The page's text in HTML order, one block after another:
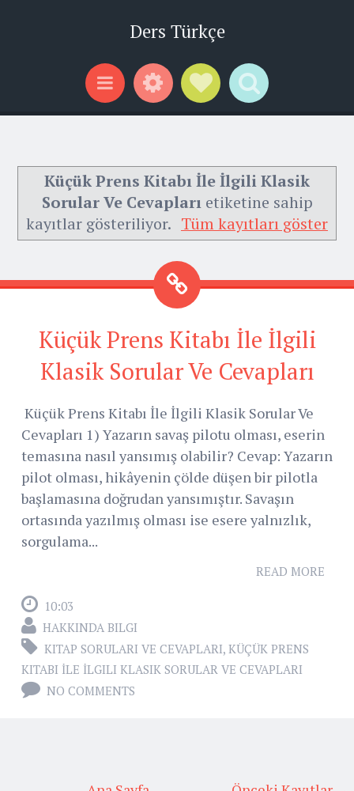
Ders Türkçe
Menu WidgetsSocial Links
Search
Küçük Prens Kitabı İle İlgili Klasik
Sorular Ve Cevaplarıetiketine sahip
kayıtlar gösteriliyor. Tüm kayıtları göster
Küçük Prens Kitabı İle İlgili
Klasik Sorular Ve Cevapları
Küçük Prens Kitabı İle İlgili Klasik Sorular Ve
Cevapları 1) Yazarın savaş pilotu olması, eserin
temasına nasıl yansımış olabilir? Cevap: Yazarın
pilot olması, hikâyenin çölde düşen bir pilotla
başlamasına doğrudan yansımıştır. Savaşın
ortasında yazılmış olması ise esere yalnızlık,
sorgulama...
READ MORE
10:03
HAKKINDA BILGI
KITAP SORULARI VE CEVAPLARI, KÜÇÜK PRENS
KITABI İLE İLGILI KLASIK SORULAR VE CEVAPLARI
NO COMMENTS